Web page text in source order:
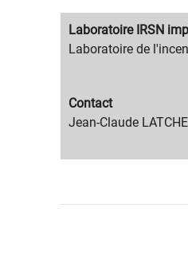
Migration
content
Laboratoire IRSN
Migration
Laboratoire de
Migration
content
Contact
Migration
text
Jean-Claude LATCHE